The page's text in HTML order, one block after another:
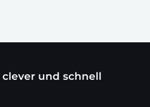
clever und schnell